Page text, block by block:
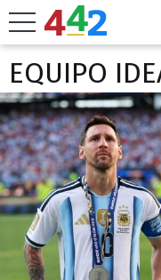
EQUIPO